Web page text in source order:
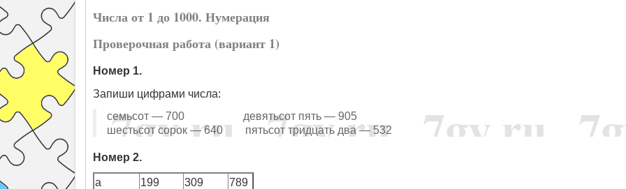
Числа от 1 до 1000. Нумерация
Проверочная работа (вариант 1)
Номер 1.
Запиши цифрами числа:
семьсот — 700 девятьсот пять — 905
шестьсот сорок — 640 пятьсот тридцать два — 532
Номер 2.
a 199 309
789